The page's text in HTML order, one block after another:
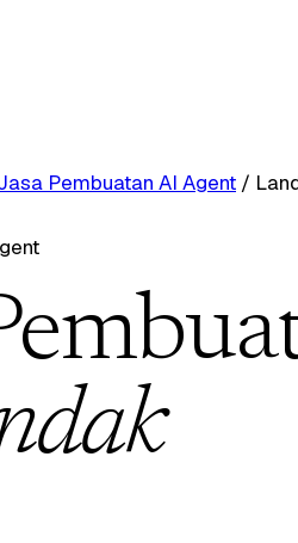
Pembuatan AI Agent /